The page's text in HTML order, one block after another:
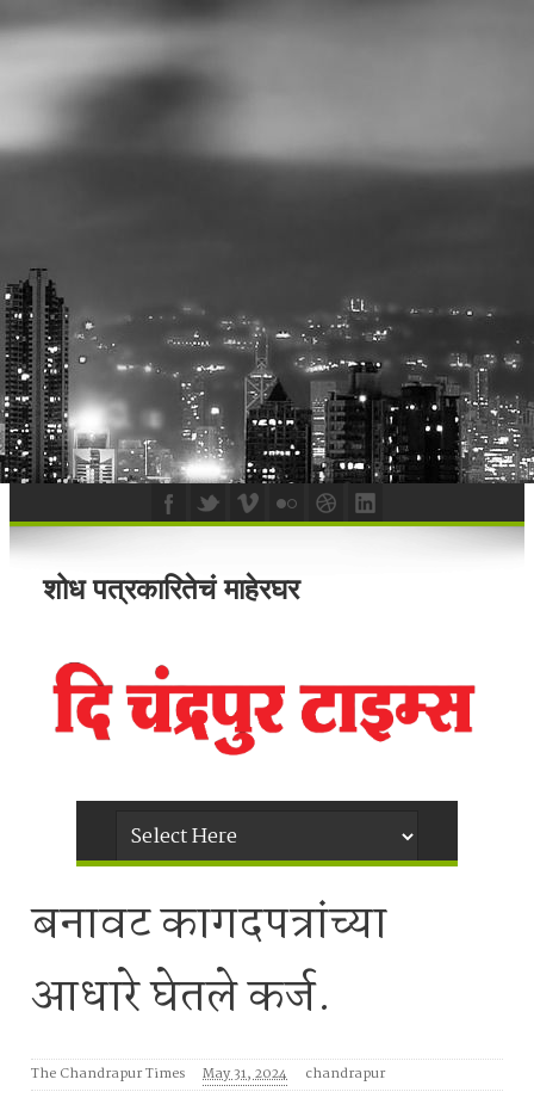
शोध पत्रकारितेचं माहेरघर
बनावट कागदपत्रांच्या
आधारे घेतले कर्ज.
The Chandrapur Times May 31, 2024 chandrapur